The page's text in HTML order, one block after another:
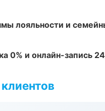
лояльности и
0% и онлайн-запись